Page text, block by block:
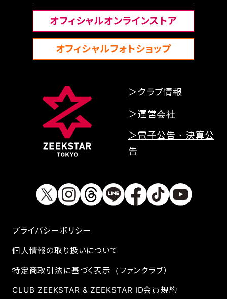
オフィシャルオンラインストア
オフィシャルフォトショップ
＞クラブ情報
＞運営会社
＞電子公告・決算公
告
プライバシーボリシー
個人情報の取り扱いについて
特定商取引法に基づく表示（ファンクラブ）
CLUB ZEEKSTAR & ZEEKSTAR ID会員規約